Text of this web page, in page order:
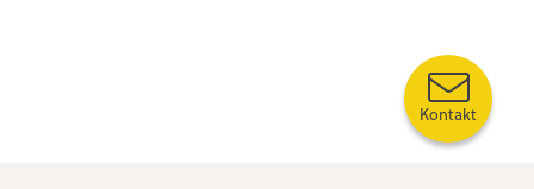
Kontakt